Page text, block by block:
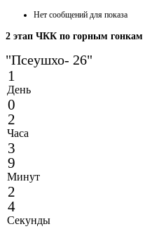
Нет сообщений для показа
2 этап ЧКК по горным гонкам
"Псеушхо- 26"
1
День
0
2
Часа
3
9
Минут
2
4
Секунды